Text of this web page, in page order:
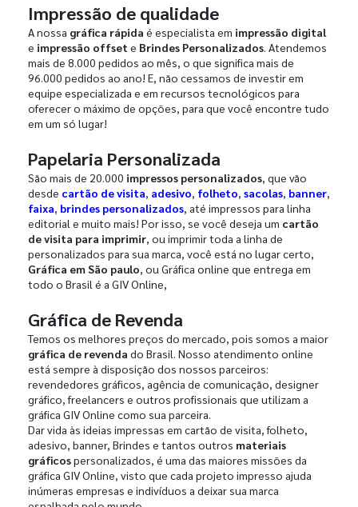
Impressão de qualidade
A nossa gráfica rápida é especialista em impressão digital
e impressão offset e Brindes Personalizados. Atendemos
mais de 8.000 pedidos ao mês, o que significa mais de
96.000 pedidos ao ano! E, não cessamos de investir em
equipe especializada e em recursos tecnológicos para
oferecer o máximo de opções, para que você encontre tudo
em um só lugar!
Papelaria Personalizada
São mais de 20.000 impressos personalizados, que vão
desde cartão de visita, adesivo, folheto, sacolas, banner,
faixa, brindes personalizados, até impressos para linha
editorial e muito mais! Por isso, se você deseja um cartão
de visita para imprimir, ou imprimir toda a linha de
personalizados para sua marca, você está no lugar certo,
Gráfica em São paulo, ou Gráfica online que entrega em
todo o Brasil é a GIV Online,
Gráfica de Revenda
Temos os melhores preços do mercado, pois somos a maior
gráfica de revenda do Brasil. Nosso atendimento online
está sempre à disposição dos nossos parceiros:
revendedores gráficos, agência de comunicação, designer
gráfico, freelancers e outros profissionais que utilizam a
gráfica GIV Online como sua parceira.
Dar vida às ideias impressas em cartão de visita, folheto,
adesivo, banner, Brindes e tantos outros materiais
gráficospersonalizados, é uma das maiores missões da
gráfica GIV Online, visto que cada projeto impresso ajuda
inúmeras empresas e indivíduos a deixar sua marca